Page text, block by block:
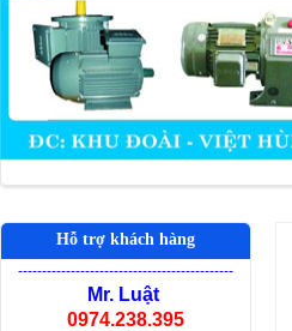
Hỗ trợ khách hàng
---------------------------------------------
Mr. Luật
0974.238.395